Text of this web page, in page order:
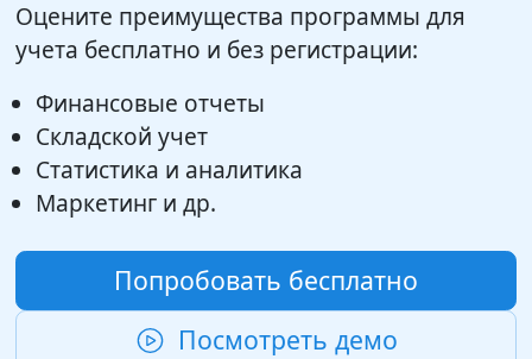
Оцените преимущества программы для
учета бесплатно и без регистрации:
Финансовые отчеты
Складской учет
Статистика и аналитика
Маркетинг и др.
Попробовать бесплатно
Посмотреть демо